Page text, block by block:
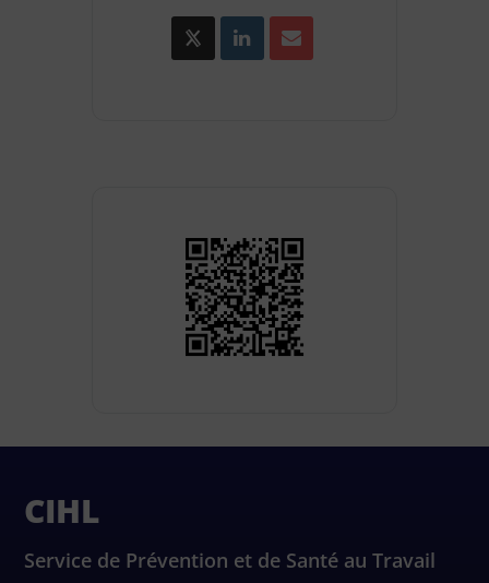
CIHL
Service de Prévention et de Santé au Travail